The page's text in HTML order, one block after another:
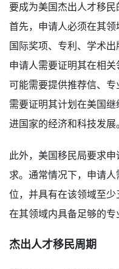
要成为美国杰出人才移民
首先，申请人必须在其
国际奖项、专利、学术出
申请人需要证明其在相
可能需要提供推荐信、
需要证明其计划在美国
进国家的经济和科技发展。
此外，美国移民局要求
求。通常情况下，申请
位，并具有在该领域至
在其领域内具备足够的专
杰出人才移民周期